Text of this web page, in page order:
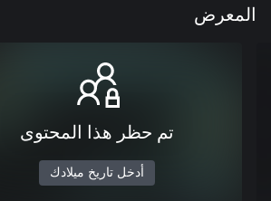
المعرض
تم حظر هذا المحتوى
أدخل تاريخ ميلادك